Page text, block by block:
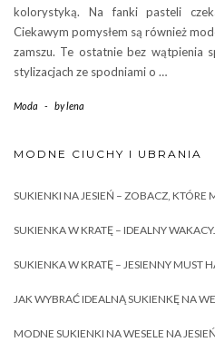
kolorystyką. Na fanki pasteli
Ciekawym pomysłem są również
zamszu. Te ostatnie bez wątpienia
stylizacjach ze spodniami o …
Moda - bylena
MODNE CIUCHY I UBRANIA
SUKIENKI NA JESIEŃ – ZOBACZ, KTÓRE
SUKIENKA W KRATĘ – IDEALNY
SUKIENKA W KRATĘ – JESIENNY MUST
JAK WYBRAĆ IDEALNĄ SUKIENKĘ NA
MODNE SUKIENKI NA WESELE NA